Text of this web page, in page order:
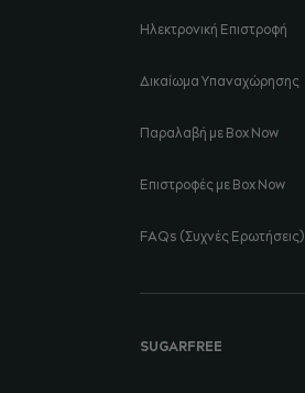
Ηλεκτρονική Επιστροφή
Δικαίωμα Υπαναχώρησης
Παραλαβή με Box Now
Επιστροφές με Box Now
FAQs (Συχνές Ερωτήσεις)
SUGARFREE